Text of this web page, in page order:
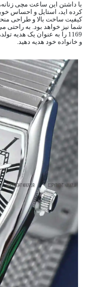
با داشتن این ساعت مچی
کرده اید، استایل و احساس
کیفیت ساخت بالا و طراحی
1169 را به عنوان یک
و خانواده خود هدیه دهید.